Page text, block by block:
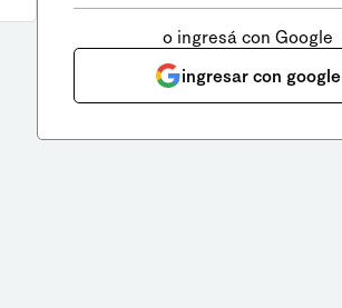
o ingresá con Google
ingresar con google